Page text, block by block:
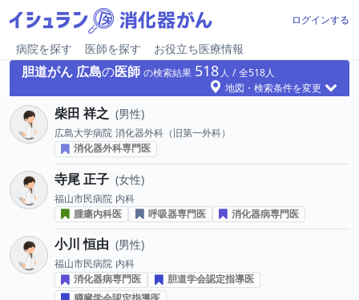
ログインする
病院を探す 医師を探す お役立ち医療情報
胆道がん 広島の医師 の検索結果 518 518
地図・検索条件を変更
柴田 祥之 男性
広島大学病院 消化器外科（旧第一外科）
消化器外科専門医
寺尾 正子 女性
福山市民病院 内科
腫瘍内科医
呼吸器専門医 消化器病専門医
小川 恒由 男性
福山市民病院 内科
消化器病専門医
胆道学会認定指導医